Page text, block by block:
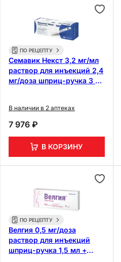
ПО РЕЦЕПТУ
Семавик Некст 3,2 мг/мл
раствор для инъекций 2,4
мг/доза шприц-ручка 3 мл
В наличии в 2 аптеках
7 976 ₽
В КОРЗИНУ
ПО РЕЦЕПТУ
Велгия 0,5 мг/доза
раствор для инъекций
шприц-ручка 1,5 мл +